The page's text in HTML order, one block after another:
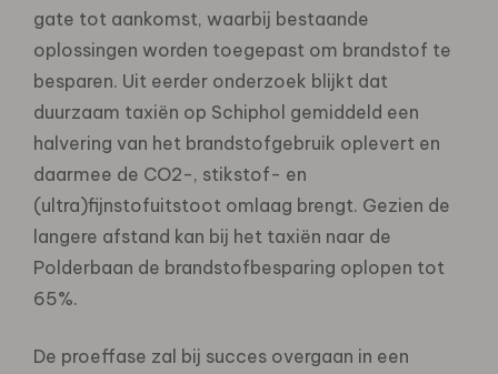
gate tot aankomst, waarbij bestaande
oplossingen worden toegepast om brandstof te
besparen. Uit eerder onderzoek blijkt dat
duurzaam taxiën op Schiphol gemiddeld een
halvering van het brandstofgebruik oplevert en
daarmee de CO2-, stikstof- en
(ultra)fijnstofuitstoot omlaag brengt. Gezien de
langere afstand kan bij het taxiën naar de
Polderbaan de brandstofbesparing oplopen tot
65%.
De proeffase zal bij succes overgaan in een